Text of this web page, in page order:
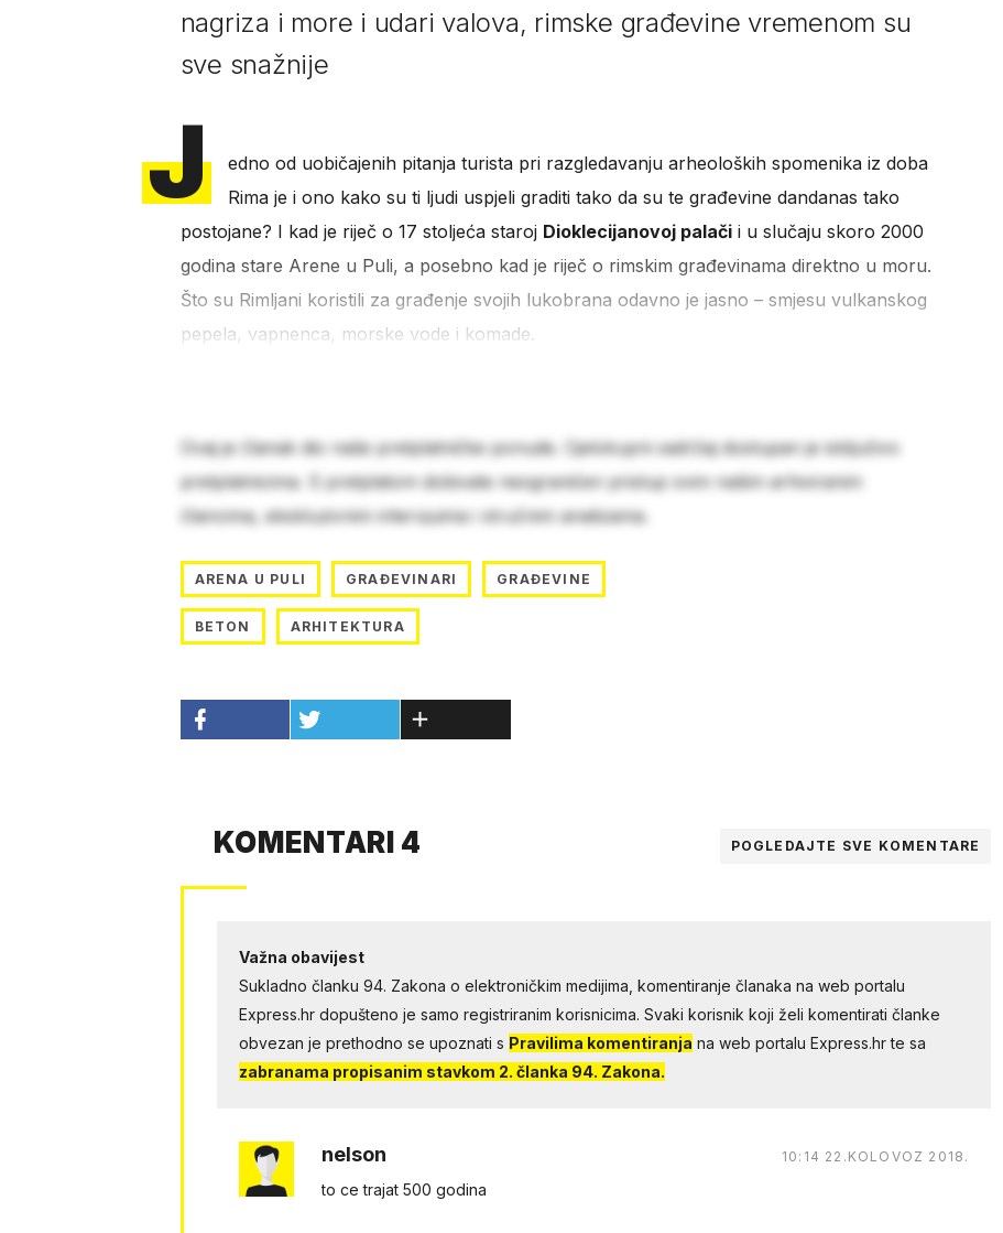
nagriza i more i udari valova, rimske građevine vremenom su
sve snažnije
J
edno od uobičajenih pitanja turista pri razgledavanju arheoloških spomenika iz doba
Rima je i ono kako su ti ljudi uspjeli graditi tako da su te građevine dandanas tako
postojane? I kad je riječ o 17 stoljeća staroj Dioklecijanovoj palačii u slučaju skoro 2000
godina stare Arene u Puli, a posebno kad je riječ o rimskim građevinama direktno u moru.
Što su Rimljani koristili za građenje svojih lukobrana odavno je jasno – smjesu vulkanskog
pepela, vapnenca, morske vode i komade.
Ovaj je članak dio naše pretplatničke ponude. Cjelokupni sadržaj dostupan je isključivo
pretplatnicima. S pretplatom dobivate neograničen pristup svim našim arhiviranim
člancima, ekskluzivnim intervjuima i stručnim analizama.
ARENA U PULI GRAĐEVINARI GRAĐEVINE
BETON ARHITEKTURA
KOMENTARI 4 POGLEDAJTE SVE KOMENTARE
Važna obavijest
Sukladno članku 94. Zakona o elektroničkim medijima, komentiranje članaka na web portalu
Express.hr dopušteno je samo registriranim korisnicima. Svaki korisnik koji želi komentirati članke
obvezan je prethodno se upoznati s Pravilima komentiranja na web portalu Express.hr te sa
zabranama propisanim stavkom 2. članka 94. Zakona.
nelson 10:14 22.KOLOVOZ 2018.
to ce trajat 500 godina